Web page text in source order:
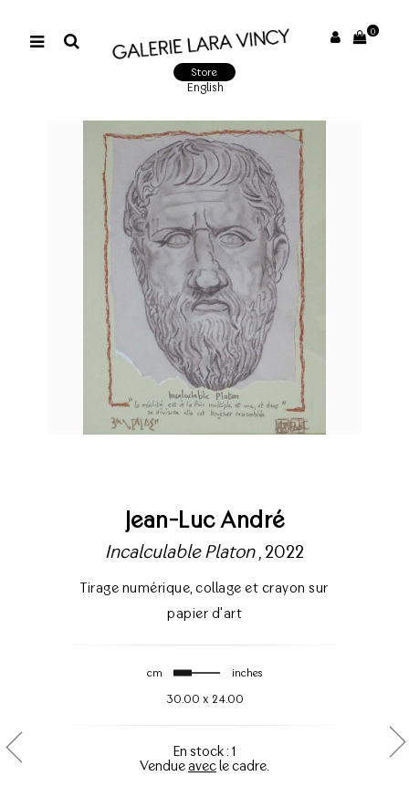
0
Store
English
Jean-Luc André
Incalculable Platon, 2022
Tirage numérique,collage et crayon sur
papier d'art
cm inches
30.00 x 24.00
En stock : 1
Vendueavecle cadre.